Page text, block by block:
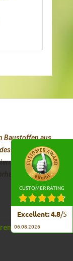
Baustoffen aus
Erfolges ist
im
CUSTOMER RATING
Excellent: 4.8/5
06.08.2026